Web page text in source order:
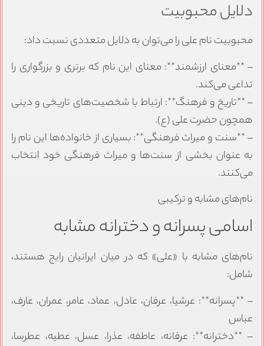
دلایل محبوبیت
محبوبیت نام علی را می‌توان به دلایل متعددی نسبت داد:
– **معنای ارزشمند**: معنای این نام که برتری و بزرگواری را
تداعی می‌کند.
– **تاریخ و فرهنگ**: ارتباط با شخصیت‌های تاریخی و دینی
همچون حضرت علی (ع).
– **سنت و میراث فرهنگی**: بسیاری از خانواده‌ها این نام را
به عنوان بخشی از سنت‌ها و میراث فرهنگی خود انتخاب
می‌کنند.
نام‌های مشابه و ترکیبی
اسامی پسرانه و دخترانه مشابه
نام‌های مشابه با «علی» که در میان ایرانیان رایج هستند،
شامل:
– **پسرانه**: عرشیا، عرفان، عادل، عماد، عامر، عمران، عارف،
عباس
– **دخترانه**: عرفانه، عاطفه، عذرا، عسل، عطیه، عطرسا،